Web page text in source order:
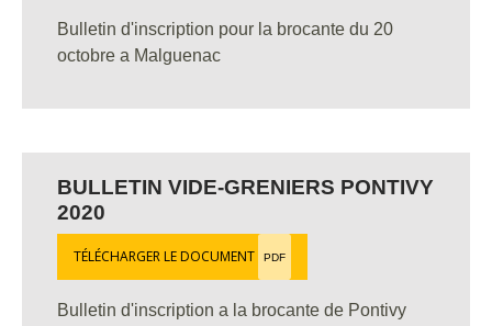
Bulletin d'inscription pour la brocante du 20
octobre a Malguenac
BULLETIN VIDE-GRENIERS PONTIVY
2020
TÉLÉCHARGER LE DOCUMENT PDF
Bulletin d'inscription a la brocante de Pontivy